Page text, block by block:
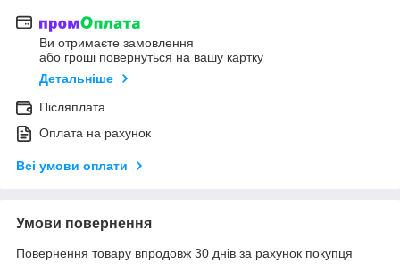
Ви отримаєте замовлення
або гроші повернуться на вашу картку
Детальніше
Післяплата
Оплата на рахунок
Всі умови оплати
Умови повернення
Повернення товару впродовж 30 днів за рахунок покупця